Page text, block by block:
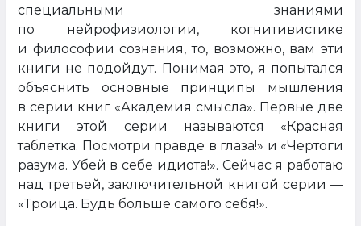
специальными знаниями
по нейрофизиологии, когнитивистике
и философии сознания, то, возможно, вам эти
книги не подойдут. Понимая это, я попытался
объяснить основные принципы мышления
в серии книг «Академия смысла». Первые две
книги этой серии называются «Красная
таблетка. Посмотри правде в глаза!» и «Чертоги
разума. Убей в себе идиота!». Сейчас я работаю
над третьей, заключительной книгой серии —
«Троица. Будь больше самого себя!».